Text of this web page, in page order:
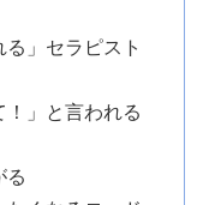
」セラピスト
」と言われる